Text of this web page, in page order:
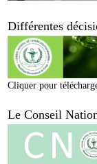
Différentes
Cliquer pour
Le Conseil